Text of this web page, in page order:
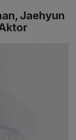
Jaehyun